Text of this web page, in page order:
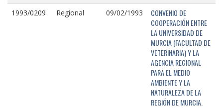
1993/0209 Regional 09/02/1993
CONVENIO DE
COOPERACIÓN ENTRE
LA UNIVERSIDAD DE
MURCIA (FACULTAD DE
VETERINARIA) Y LA
AGENCIA REGIONAL
PARA EL MEDIO
AMBIENTE Y LA
NATURALEZA DE LA
REGIÓN DE MURCIA.